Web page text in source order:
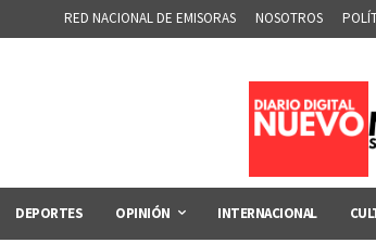
RED NACIONAL DE EMISORAS NOSOTROS
DEPORTES OPINIÓN INTERNACIONAL